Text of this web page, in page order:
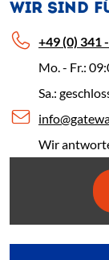
WIR SIND
+49 (0) 341
Mo. - Fr.:
Sa.:
Wir